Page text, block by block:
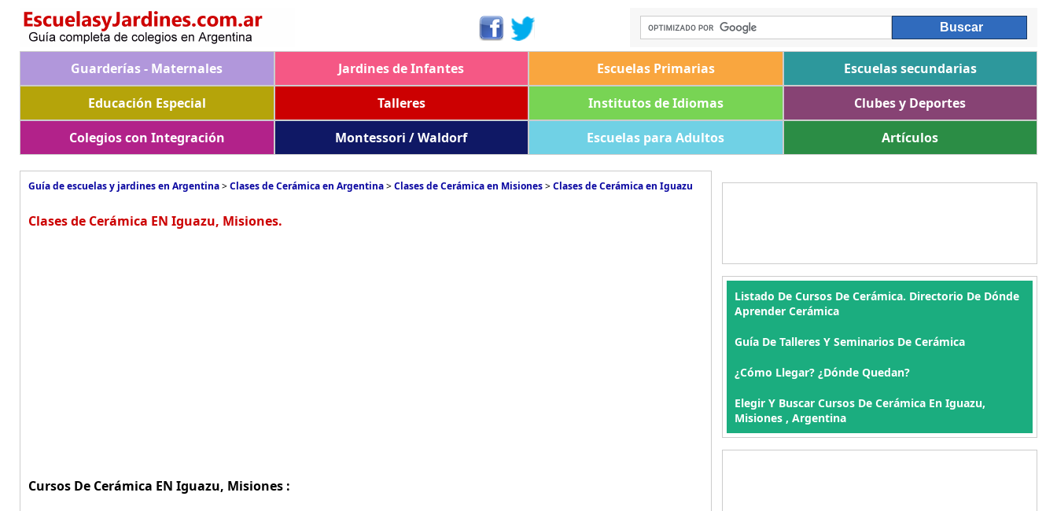
Guarderías - Maternales Jardines de Infantes Escuelas Primarias
Escuelas secundarias
Educación Especial
Talleres Institutos de Idiomas
Clubes y Deportes
Colegios con Integración
Montessori / Waldorf Escuelas para Adultos Artículos
Guía de escuelas y jardines en Argentina>Clases de Cerámica en Argentina>Clases de Cerámica en Misiones>Clases de Cerámica en Iguazu
Clases de Cerámica EN Iguazu, Misiones.
Cursos De Cerámica EN Iguazu, Misiones :
Listado De Cursos De Cerámica. Directorio De Dónde
Aprender Cerámica
Guía De Talleres Y Seminarios De Cerámica
¿Cómo Llegar? ¿Dónde Quedan?
Elegir Y Buscar Cursos De Cerámica En Iguazu,
Misiones , Argentina